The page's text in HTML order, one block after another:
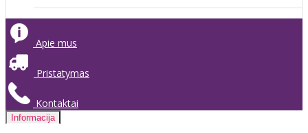
Apie mus
Pristatymas
Kontaktai
Informacija